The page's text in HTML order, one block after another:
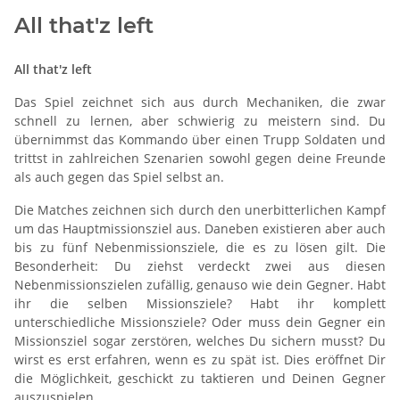
All that'z left
All that'z left
Das Spiel zeichnet sich aus durch Mechaniken, die zwar
schnell zu lernen, aber schwierig zu meistern sind. Du
übernimmst das Kommando über einen Trupp Soldaten und
trittst in zahlreichen Szenarien sowohl gegen deine Freunde
als auch gegen das Spiel selbst an.
Die Matches zeichnen sich durch den unerbitterlichen Kampf
um das Hauptmissionsziel aus. Daneben existieren aber auch
bis zu fünf Nebenmissionsziele, die es zu lösen gilt. Die
Besonderheit: Du ziehst verdeckt zwei aus diesen
Nebenmissionszielen zufällig, genauso wie dein Gegner. Habt
ihr die selben Missionsziele? Habt ihr komplett
unterschiedliche Missionsziele? Oder muss dein Gegner ein
Missionsziel sogar zerstören, welches Du sichern musst? Du
wirst es erst erfahren, wenn es zu spät ist. Dies eröffnet Dir
die Möglichkeit, geschickt zu taktieren und Deinen Gegner